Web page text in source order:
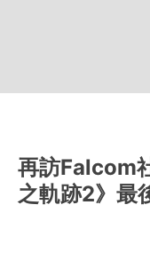
再訪Falcom
之軌跡2》最